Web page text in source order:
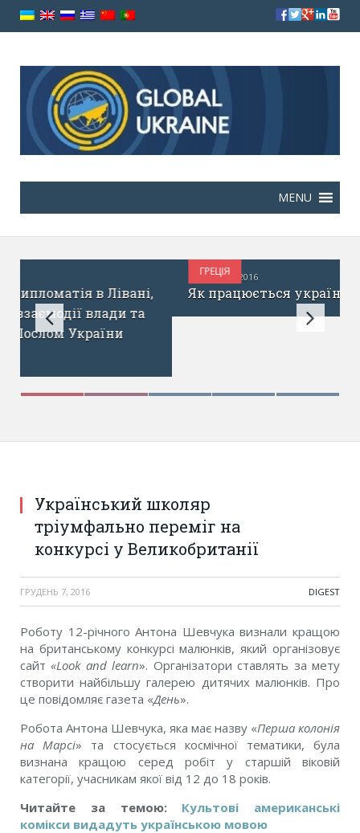
Як працюється українцям в Греції?
Український школяр
тріумфально переміг на
конкурсі у Великобританії
ГРУДЕНЬ 7, 2016 DIGEST
Роботу 12-річного Антона Шевчука визнали кращою
на британському конкурсі малюнків, який організовує
сайт«Look and learn». Організатори ставлять за мету
створити найбільшу галерею дитячих малюнків. Про
це повідомляє газета «День».
Робота Антона Шевчука, яка має назву «Перша колонія
на Марсі» та стосується космічної тематики, була
визнана кращою серед робіт у старшій віковій
категорії, учасникам якої від 12 до 18 років.
Читайте за темою: Культові американські
комікси видадуть українською мовою